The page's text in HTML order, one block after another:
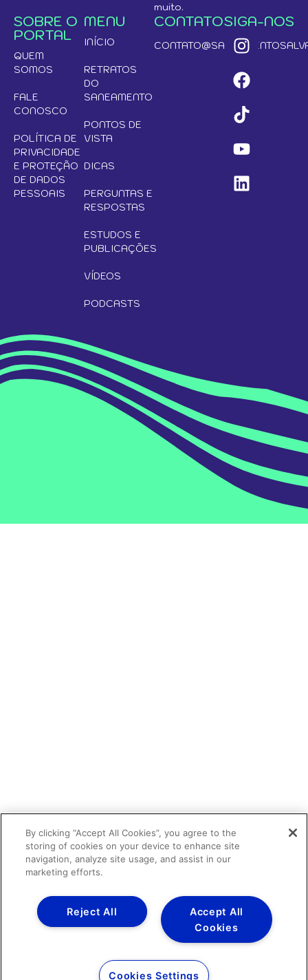
muito.
SOBRE O
PORTAL
QUEM
SOMOS
FALE
CONOSCO
POLÍTICA DE
PRIVACIDADE
E PROTEÇÃO
DE DADOS
PESSOAIS
MENU
INÍCIO
RETRATOS
DO
SANEAMENTO
PONTOS DE
VISTA
DICAS
PERGUNTAS E
RESPOSTAS
ESTUDOS E
PUBLICAÇÕES
VÍDEOS
PODCASTS
CONTATOSIGA-NOS
By clicking “Accept All Cookies”, you agree to the
storing of cookies on your device to enhance site
navigation, analyze site usage, and assist in our
marketing efforts.
Accept All
Cookies
Reject All
Cookies Settings